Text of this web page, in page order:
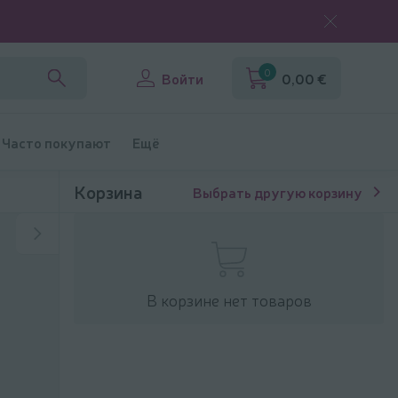
Войти 0 0,00 €
Часто покупают Ещё
Корзина Выбрать другую корзину
В корзине нет товаров